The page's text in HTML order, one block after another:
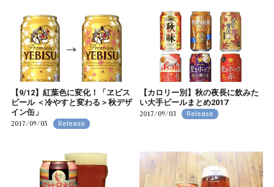
【9/12】紅葉色に変化！「ヱビス
ビール ＜冷やすと変わる＞秋デザ
イン缶」
2017/09/05 Release
【カロリー別】秋の夜長に飲みた
い大手ビールまとめ2017
2017/09/03 Release